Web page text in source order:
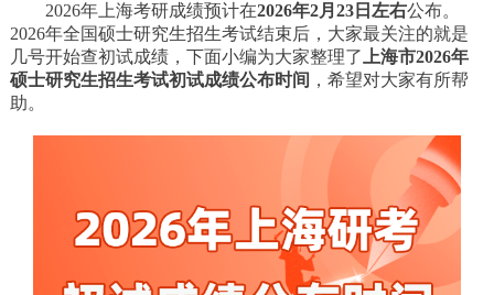
2026年上海考研成绩预计在2026年2月23日左右公布。
2026年全国硕士研究生招生考试结束后，大家最关注的就是
几号开始查初试成绩，下面小编为大家整理了
上海市2026年
硕士研究生招生考试初试成绩公布时间 ，希望对大家有所帮
助。